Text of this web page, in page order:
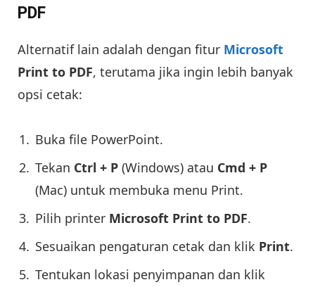
PDF
Alternatif lain adalah dengan fitur Microsoft
Print to PDF, terutama jika ingin lebih banyak
opsi cetak:
Buka file PowerPoint.
Tekan Ctrl + P (Windows) atau Cmd + P
(Mac) untuk membuka menu Print.
Pilih printer Microsoft Print to PDF.
Sesuaikan pengaturan cetak dan klik Print.
Tentukan lokasi penyimpanan dan klik